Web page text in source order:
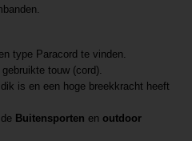
type Paracord te vinden.
touw (cord).
is en een hoge breekkracht heeft
Buitensporten en outdoor